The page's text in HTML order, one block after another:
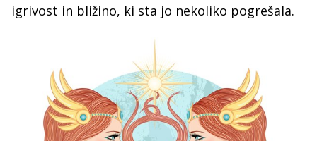
igrivost in bližino, ki sta jo nekoliko pogrešala.